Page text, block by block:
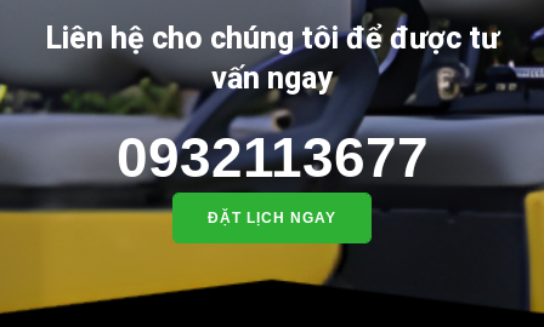
Liên hệ cho chúng tôi để được tư
vấn ngay
0932113677
ĐẶT LỊCH NGAY